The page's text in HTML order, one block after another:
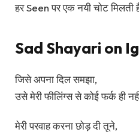
हर Seen पर एक नयी चोट मिलती
Sad Shayari on
जिसे अपना दिल समझा,
उसे मेरी फीलिंग्स से कोई फर्क ही
मेरी परवाह करना छोड़ दी तूने,